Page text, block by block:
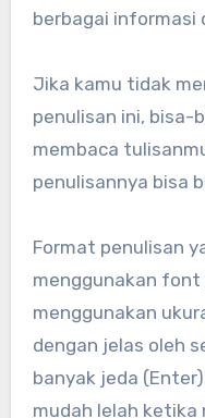
berbagai informasi
Jika kamu tidak
penulisan ini, bisa-
membaca
penulisannya bisa
Format penulisan
menggunakan font
menggunakan
dengan jelas oleh
banyak jeda
mudah lelah ketika